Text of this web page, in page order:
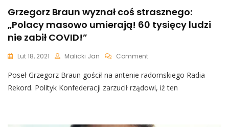
Grzegorz Braun wyznał coś strasznego:
„Polacy masowo umierają! 60 tysięcy ludzi
nie zabił COVID!”
Lut 18, 2021 Malicki Jan CommentOn
Braun
Wyznał
Coś
Masowo
Poseł Grzegorz Braun gościł na antenie radomskiego Radia
Rekord. Polityk Konfederacji zarzucił rządowi, iż ten